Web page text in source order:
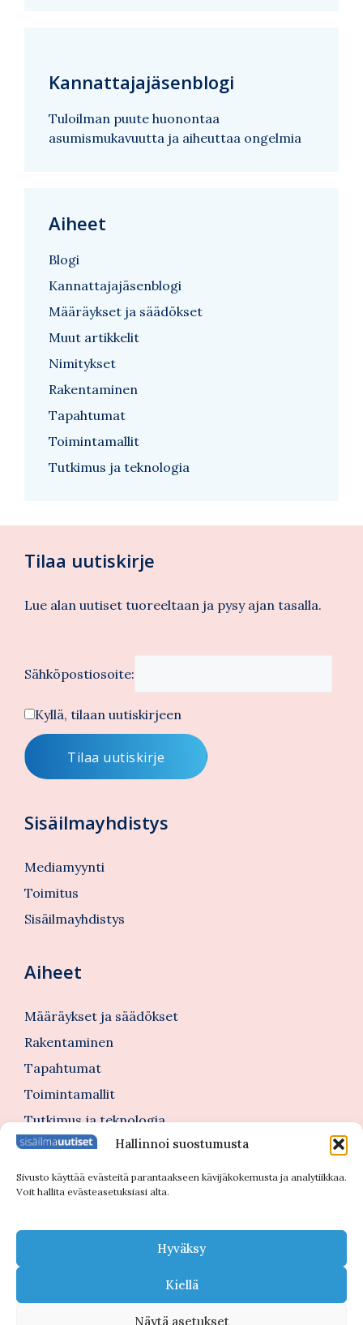
Hallinnoi suostumusta
Sivusto käyttää evästeitä parantaakseen kävijäkokemusta ja analytiikkaa.
Voit hallita evästeasetuksiasi alta.
Hyväksy
Kiellä
Näytä asetukset
Kannattajajäsenblogi
Tuloilman puute huonontaa
asumismukavuutta ja aiheuttaa ongelmia
Aiheet
Blogi
Kannattajajäsenblogi
Määräykset ja säädökset
Muut artikkelit
Nimitykset
Rakentaminen
Tapahtumat
Toimintamallit
Tutkimus ja teknologia
Tilaa uutiskirje
Lue alan uutiset tuoreeltaan ja pysy ajan tasalla.
Sähköpostiosoite:
Kyllä, tilaan uutiskirjeen
Sisäilmayhdistys
Mediamyynti
Toimitus
Sisäilmayhdistys
Aiheet
Määräykset ja säädökset
Rakentaminen
Tapahtumat
Toimintamallit
Tutkimus ja teknologia
Tutustu myös